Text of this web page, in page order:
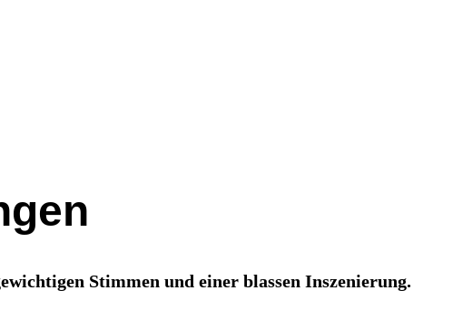
Stimmen und einer blassen Inszenierung.